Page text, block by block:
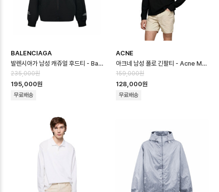
BALENCIAGA
발렌시아가 남성 캐쥬얼 후드티 - Balenciaga Mens Casual Hooded -…
235,000원
195,000원
무료배송
ACNE
아크네 남성 폴로 긴팔티 - Acne Mens Polo Tshirt - anc16755x
159,000원
128,000원
무료배송